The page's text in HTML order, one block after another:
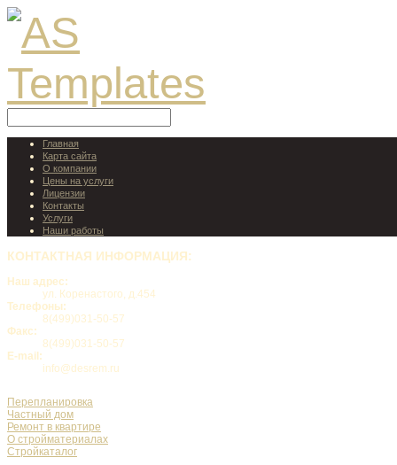
Главная
Карта сайта
О компании
Цены на услуги
Лицензии
Контакты
Услуги
Наши работы
КОНТАКТНАЯ ИНФОРМАЦИЯ:
Наш адрес:
ул. Коренастого, д.454
Телефоны:
8(499)031-50-57
Факс:
8(499)031-50-57
E-mail:
info@desrem.ru
Перепланировка
Частный дом
Ремонт в квартире
О стройматериалах
Стройкаталог